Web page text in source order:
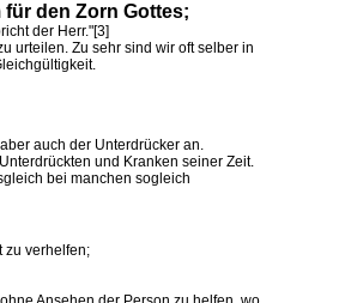
den Zorn Gottes;
der Herr."[3]
urteilen. Zu sehr sind wir oft selber in
auch der Unterdrücker an.
und Kranken seiner Zeit.
bei manchen sogleich
verhelfen;